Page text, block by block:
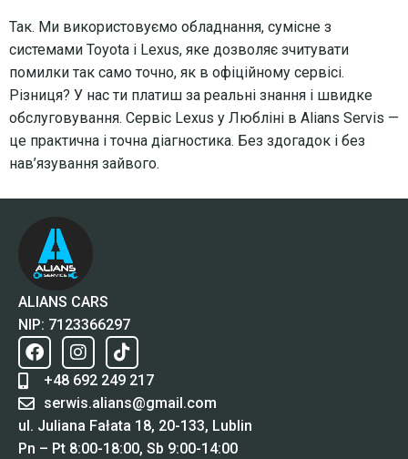
Так. Ми використовуємо обладнання, сумісне з
системами Toyota і Lexus, яке дозволяє зчитувати
помилки так само точно, як в офіційному сервісі.
Різниця? У нас ти платиш за реальні знання і швидке
обслуговування. Сервіс Lexus у Любліні в Alians Servis —
це практична і точна діагностика. Без здогадок і без
нав’язування зайвого.
ALIANS CARS
NIP: 7123366297
+48 692 249 217
serwis.alians@gmail.com
ul. Juliana Fałata 18, 20-133, Lublin
Pn – Pt 8:00-18:00, Sb 9:00-14:00